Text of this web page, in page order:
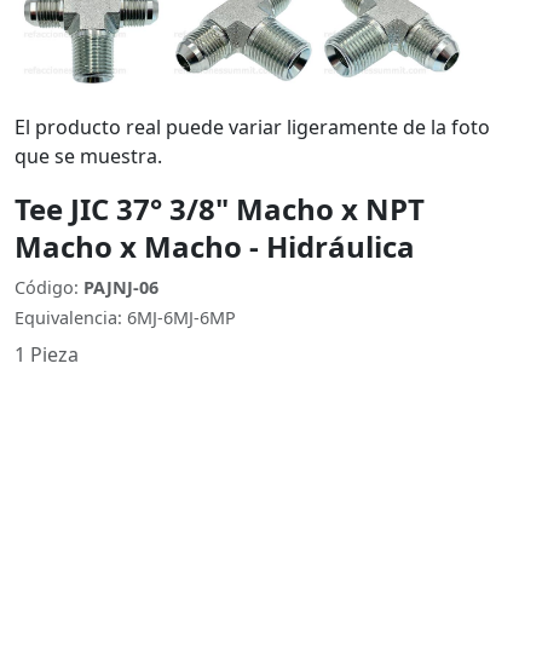
El producto real puede variar ligeramente de la foto
que se muestra.
Tee JIC 37° 3/8" Macho x NPT
Macho x Macho - Hidráulica
Código: PAJNJ-06
Equivalencia: 6MJ-6MJ-6MP
1 Pieza